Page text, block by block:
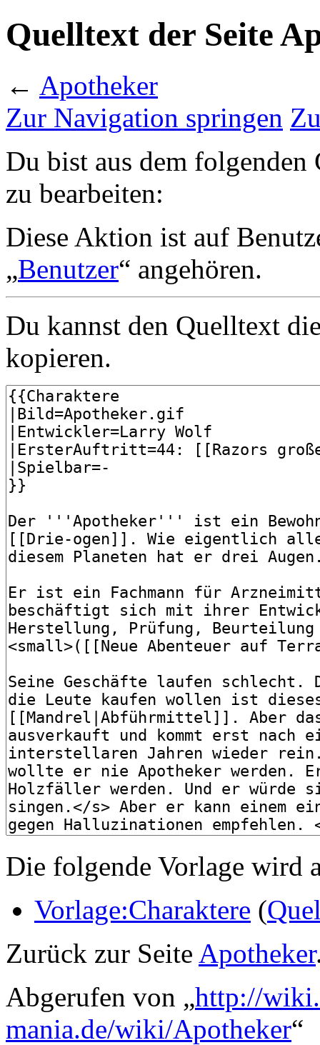
Quelltext der Seite
← Apotheker
Zur Navigation springen
Du bist aus dem
zu bearbeiten:
Diese Aktion ist auf
„Benutzer“ angehören.
Du kannst den Quelltext
kopieren.
Die folgende Vorlage wird
Vorlage:Charaktere (
Zurück zur Seite Apotheker
Abgerufen von „http://
mania.de/wiki/Apotheker“